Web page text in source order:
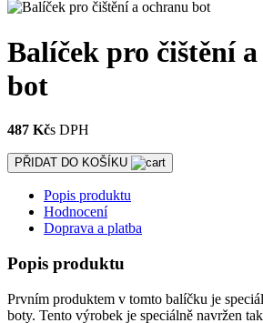
Balíček pro čištění
bot
487 Kčs DPH
PŘIDAT DO KOŠÍKU
Popis produktu
Hodnocení
Doprava a platba
Popis produktu
Prvním produktem v tomto balíčku je
boty. Tento výrobek je speciálně navržen